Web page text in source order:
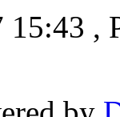
15:43 ,